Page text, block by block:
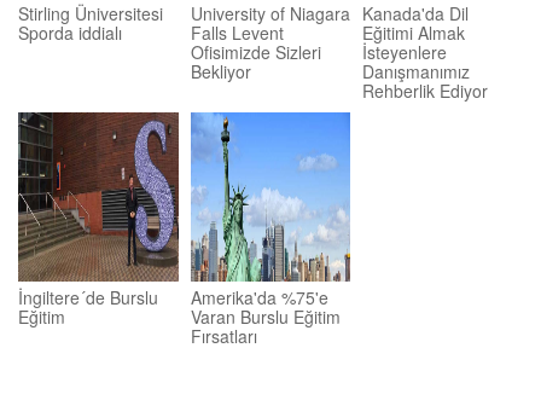
Stirling Üniversitesi
Sporda iddialı
University of Niagara
Falls Levent
Ofisimizde Sizleri
Bekliyor
Kanada'da Dil
Eğitimi Almak
İsteyenlere
Danışmanımız
Rehberlik Ediyor
İngiltere´de Burslu
Eğitim
Amerika'da %75'e
Varan Burslu Eğitim
Fırsatları